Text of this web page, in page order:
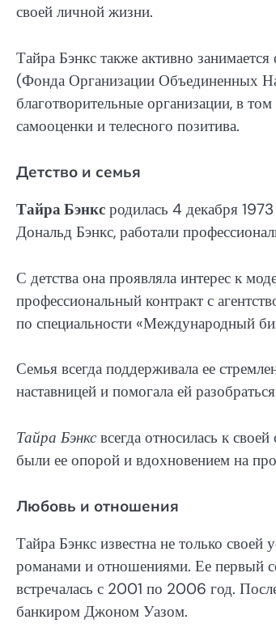
своей личной жизни.
Тайра Бэнкс также активно
(Фонда Организации Объединенных
благотворительные организации, в
самооценки и телесного позитива.
Детство и семья
Тайра Бэнкс родилась 4 декабря
Дональд Бэнкс, работали
С детства она проявляла интерес к
профессиональный контракт с
по специальности «Международный
Семья всегда поддерживала ее
наставницей и помогала ей
Тайра Бэнкс всегда относилась к
были ее опорой и вдохновением на
Любовь и отношения
Тайра Бэнкс известна не только
романами и отношениями. Ее первый
встречалась с 2001 по 2006 год.
банкиром Джоном Уазом.